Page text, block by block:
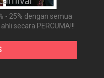
- 25% dengan semua
secara PERCUMA!!!